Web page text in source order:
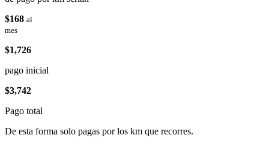
$168 al
mes
$1,726
pago inicial
$3,742
Pago total
De esta forma solo pagas por los km que recorres.